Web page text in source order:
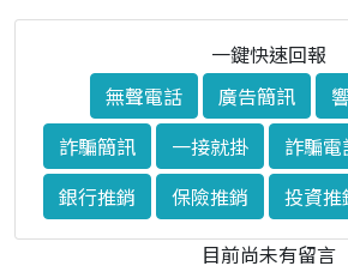
一鍵快速回報
無聲電話
廣告簡訊
詐騙簡訊
一接就掛 詐騙電
銀行推銷
保險推銷 投資推
目前尚未有留言